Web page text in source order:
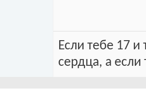
Если тебе 17
сердца, а